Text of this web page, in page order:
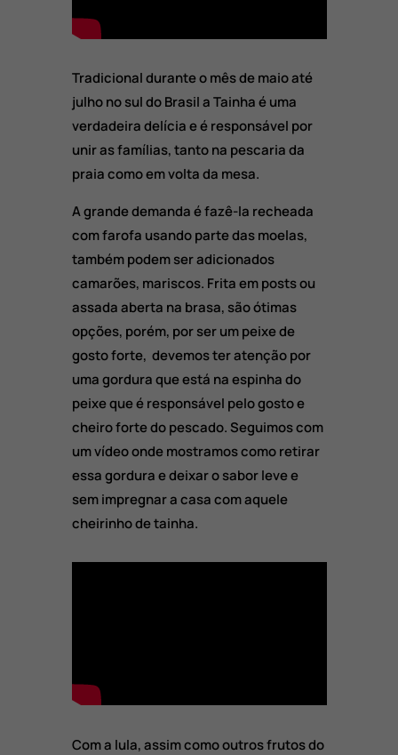
Tradicional durante o mês de maio até
julho no sul do Brasil a Tainha é uma
verdadeira delícia e é responsável por
unir as famílias, tanto na pescaria da
praia como em volta da mesa.
A grande demanda é fazê-la recheada
com farofa usando parte das moelas,
também podem ser adicionados
camarões, mariscos. Frita em posts ou
assada aberta na brasa, são ótimas
opções, porém, por ser um peixe de
gosto forte, devemos ter atenção por
uma gordura que está na espinha do
peixe que é responsável pelo gosto e
cheiro forte do pescado. Seguimos com
um vídeo onde mostramos como retirar
essa gordura e deixar o sabor leve e
sem impregnar a casa com aquele
cheirinho de tainha.
Com a lula, assim como outros frutos do